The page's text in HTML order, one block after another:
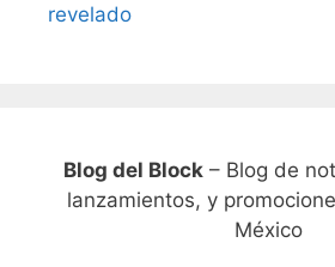
revelado
Blog del Block– Blog de
lanzamientos, y
México